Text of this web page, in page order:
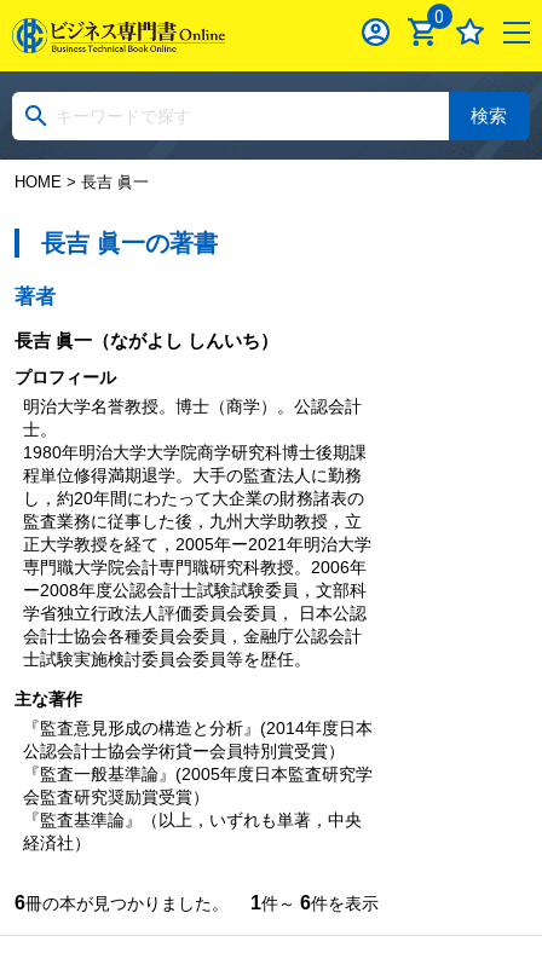
0
検索
HOME> 長吉 眞一
長吉 眞一の著書
著者
長吉 眞一（ながよし しんいち）
プロフィール
明治大学名誉教授。博士（商学）。公認会計
士。
1980年明治大学大学院商学研究科博士後期課
程単位修得満期退学。大手の監査法人に勤務
し，約20年間にわたって大企業の財務諸表の
監査業務に従事した後，九州大学助教授，立
正大学教授を経て，2005年ー2021年明治大学
専門職大学院会計専門職研究科教授。2006年
ー2008年度公認会計士試験試験委員，文部科
学省独立行政法人評価委員会委員， 日本公認
会計士協会各種委員会委員，金融庁公認会計
士試験実施検討委員会委員等を歴任。
主な著作
『監査意見形成の構造と分析』(2014年度日本
公認会計士協会学術貸ー会員特別賞受賞）
『監査一般基準論』(2005年度日本監査研究学
会監査研究奨励賞受賞）
『監査基準論』（以上，いずれも単著，中央
経済社）
6冊の本が見つかりました。 1件～ 6件を表示